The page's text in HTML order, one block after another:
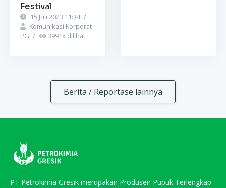
Festival
15 Juli 2023 11:34 /
Komunikasi Korporat
PG / 3991x dilihat
Berita / Reportase lainnya
PT Petrokimia Gresik merupakan Produsen Pupuk Terlengkap